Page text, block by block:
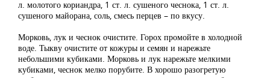
л. молотого кориандра, 1 ст. л. сушеного чеснока, 1 ст. л.
сушеного майорана, соль, смесь перцев – по вкусу.
Морковь, лук и чеснок очистите. Горох промойте в холодной
воде. Тыкву очистите от кожуры и семян и нарежьте
небольшими кубиками. Морковь и лук нарежьте мелкими
кубиками, чеснок мелко порубите. В хорошо разогретую